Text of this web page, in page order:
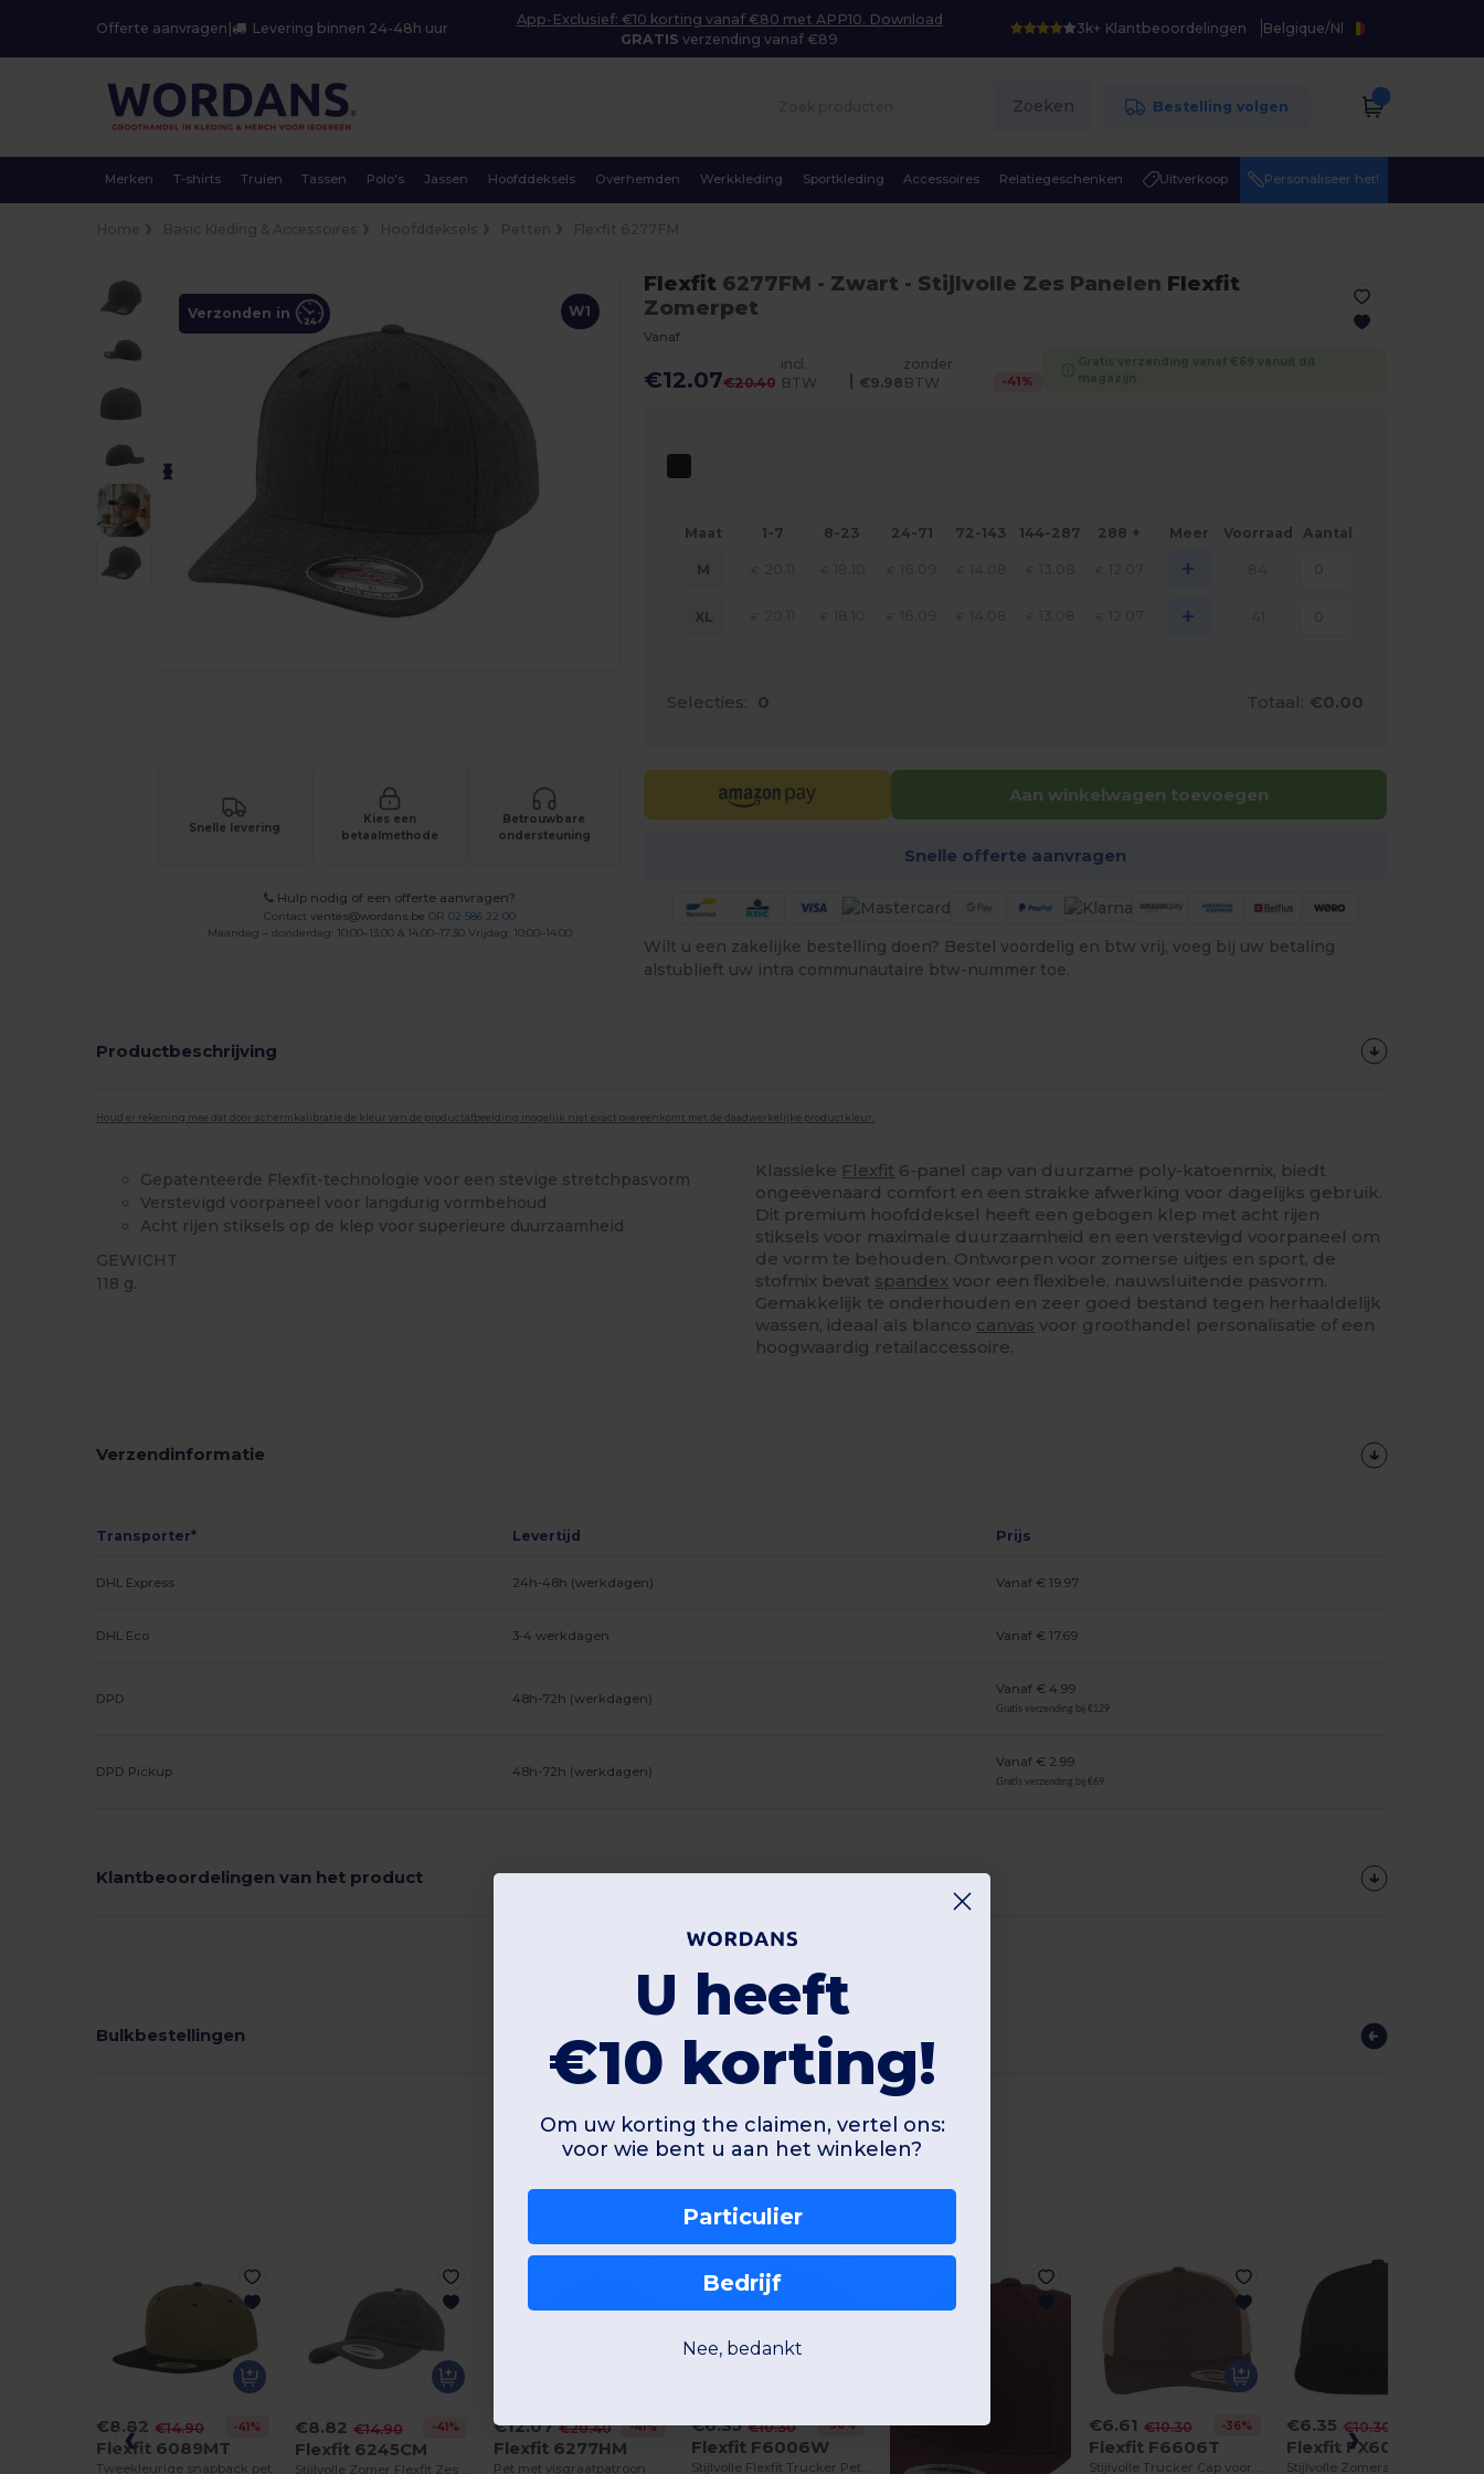
Offerte aanvragen Levering binnen 24-48h uur
App-Exclusief: €10 korting vanaf €80 met APP10. Download
GRATIS verzending vanaf €89
3k+ Klantbeoordelingen Belgique/Nl
Zoeken Bestelling volgen
Merken T-shirts Truien Tassen Polo's Jassen Hoofddeksels Overhemden Werkkleding Sportkleding Accessoires Relatiegeschenken Uitverkoop Personaliseer het!
W1
Verzonden in
Snelle levering
Kies een
betaalmethode
Betrouwbare
ondersteuning
Hulp nodig of een offerte aanvragen?
Contact ventes@wordans.be OR 02 586 22 00
Maandag – donderdag: 10:00–13:00 & 14:00–17:30 Vrijdag: 10:00–14:00
Flexfit 6277FM - Zwart - Stijlvolle Zes Panelen Flexfit
Zomerpet
Vanaf
€12.07€20.40
incl.
BTW
| €9.98
zonder
BTW
-41%
Gratis verzending vanaf €69 vanuit dit
magazijn
Maat 1-7 8-23 24-71 72-143 144-287 288 + Meer Voorraad Aantal
M +
XL +
Selecties: 0 Totaal: €0.00
Aan winkelwagen toevoegen
Snelle offerte aanvragen
Wilt u een zakelijke bestelling doen? Bestel voordelig en btw vrij, voeg bij uw betaling
alstublieft uw intra communautaire btw-nummer toe.
Productbeschrijving
Houd er rekening mee dat door schermkalibratie de kleur van de productafbeelding mogelijk niet exact overeenkomt met de daadwerkelijke productkleur.
Gepatenteerde Flexfit-technologie voor een stevige stretchpasvorm
Verstevigd voorpaneel voor langdurig vormbehoud
Acht rijen stiksels op de klep voor superieure duurzaamheid
GEWICHT
118 g.
Klassieke Flexfit 6-panel cap van duurzame poly-katoenmix, biedt
ongeëvenaard comfort en een strakke afwerking voor dagelijks gebruik.
Dit premium hoofddeksel heeft een gebogen klep met acht rijen
stiksels voor maximale duurzaamheid en een verstevigd voorpaneel om
de vorm te behouden. Ontworpen voor zomerse uitjes en sport, de
stofmix bevat spandex voor een flexibele, nauwsluitende pasvorm.
Gemakkelijk te onderhouden en zeer goed bestand tegen herhaaldelijk
wassen, ideaal als blanco canvas voor groothandel personalisatie of een
hoogwaardig retailaccessoire.
Verzendinformatie
Transporter* Levertijd Prijs
DHL Express 24h-48h (werkdagen) Vanaf € 19.97
DHL Eco 3-4 werkdagen Vanaf € 17.69
DPD 48h-72h (werkdagen)
Vanaf € 4.99
Gratis verzending bij €129
DPD Pickup 48h-72h (werkdagen)
Vanaf € 2.99
Gratis verzending bij €69
Klantbeoordelingen van het product
Bulkbestellingen
Aanbevolen voor u
€8.82 €14.90 -41%
Flexfit 6089MT
Tweekleurige snapback pet
€8.82 €14.90 -41%
Flexfit 6245CM
€12.07 €20.40 -41%
Flexfit 6277HM
Pet met visgraatpatroon
€6.35 €10.30 -38%
Flexfit F6006W
€6.61 €10.30 -36%
Flexfit F6606T
€6.35 €10.30
Flexfit FX6006
U heeft
€10 korting!
Om uw korting the claimen, vertel ons:
voor wie bent u aan het winkelen?
Particulier
Bedrijf
Nee, bedankt